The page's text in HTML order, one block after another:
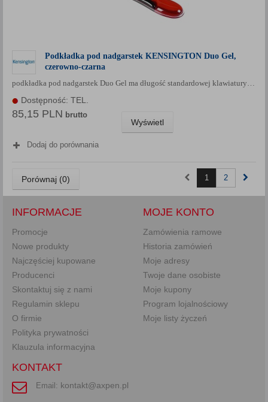
Podkładka pod nadgarstek KENSINGTON Duo Gel,
czerowno-czarna
podkładka pod nadgarstek Duo Gel ma długość standardowej klawiatury…
Dostępność: TEL.
85,15 PLN brutto
Wyświetl
Dodaj do porównania
Porównaj (0) 1 2
INFORMACJE
Promocje
Nowe produkty
Najczęściej kupowane
Producenci
Skontaktuj się z nami
Regulamin sklepu
O firmie
Polityka prywatności
Klauzula informacyjna
MOJE KONTO
Zamówienia ramowe
Historia zamówień
Moje adresy
Twoje dane osobiste
Moje kupony
Program lojalnościowy
Moje listy życzeń
KONTAKT
Email: kontakt@axpen.pl